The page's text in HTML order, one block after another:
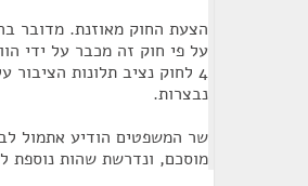
הצעת החוק מאוזנת. מדובר
על פי חוק זה מכבר על ידי
נבצרות.
שר המשפטים הודיע אתמול
מוסכם, ונדרשת שהות נוספת